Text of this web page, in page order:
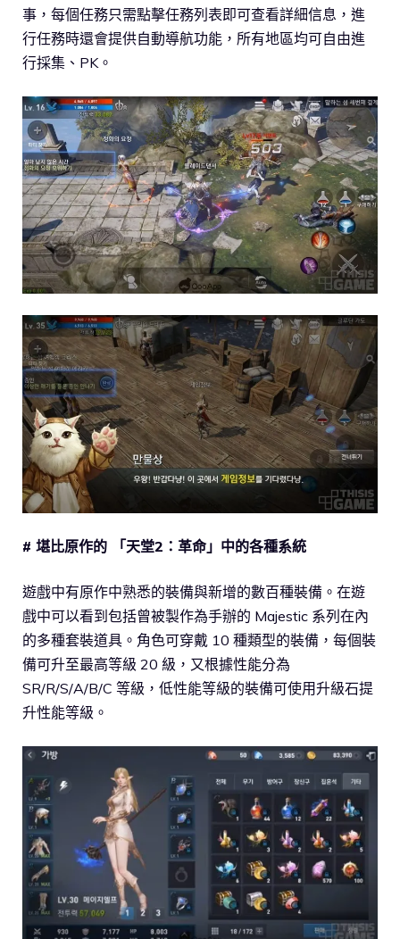
事，每個任務只需點擊任務列表即可查看詳細信息，進
行任務時還會提供自動導航功能，所有地區均可自由進
行採集、PK。
# 堪比原作的 「天堂2：革命」中的各種系統
遊戲中有原作中熟悉的裝備與新增的數百種裝備。在遊
戲中可以看到包括曾被製作為手辦的 Majestic 系列在內
的多種套裝道具。角色可穿戴 10 種類型的裝備，每個裝
備可升至最高等級 20 級，又根據性能分為
SR/R/S/A/B/C 等級，低性能等級的裝備可使用升級石提
升性能等級。